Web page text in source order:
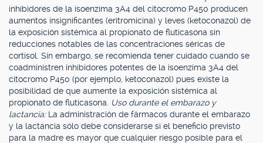
inhibidores de la isoenzima 3A4 del citocromo P450 producen
aumentos insignificantes (eritromicina) y leves (ketoconazol) de
la exposición sistémica al propionato de fluticasona sin
reducciones notables de las concentraciones séricas de
cortisol. Sin embargo, se recomienda tener cuidado cuando se
coadministren inhibidores potentes de la isoenzima 3A4 del
citocromo P450 (por ejemplo, ketoconazol) pues existe la
posibilidad de que aumente la exposición sistémica al
propionato de fluticasona.
Uso durante el embarazo y
lactancia: La administración de fármacos durante el embarazo
y la lactancia sólo debe considerarse si el beneficio previsto
para la madre es mayor que cualquier riesgo posible para el